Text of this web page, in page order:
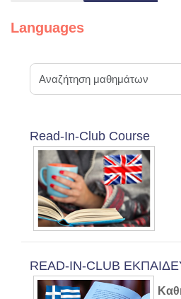
Languages
Read-In-Club Course
READ-IN-CLUB